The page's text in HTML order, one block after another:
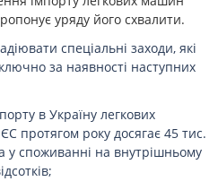
уряду його схвалити.
спеціальні заходи, які
за наявності наступних
в Україну легкових
протягом року досягає 45 тис.
у споживанні на внутрішньому